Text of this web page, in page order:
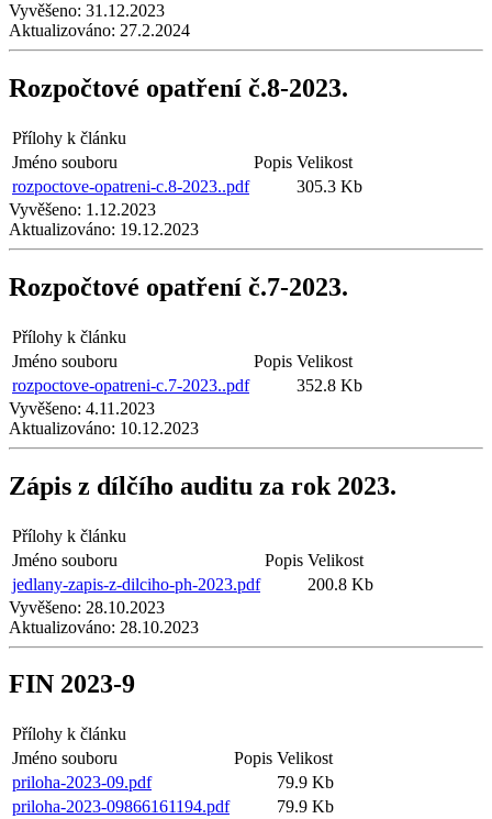
Vyvěšeno: 31.12.2023
Aktualizováno: 27.2.2024
Rozpočtové opatření č.8-2023.
Přílohy k článku
Jméno souboru
Popis Velikost
rozpoctove-opatreni-c.8-2023..pdf
305.3 Kb
Vyvěšeno: 1.12.2023
Aktualizováno: 19.12.2023
Rozpočtové opatření č.7-2023.
Přílohy k článku
Jméno souboru
Popis Velikost
rozpoctove-opatreni-c.7-2023..pdf
352.8 Kb
Vyvěšeno: 4.11.2023
Aktualizováno: 10.12.2023
Zápis z dílčího auditu za rok 2023.
Přílohy k článku
Jméno souboru
Popis Velikost
jedlany-zapis-z-dilciho-ph-2023.pdf
200.8 Kb
Vyvěšeno: 28.10.2023
Aktualizováno: 28.10.2023
FIN 2023-9
Přílohy k článku
Jméno souboru
Popis Velikost
priloha-2023-09.pdf
79.9 Kb
priloha-2023-09866161194.pdf
79.9 Kb